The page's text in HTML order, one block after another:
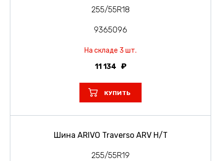
255/55R18
9365096
На складе 3 шт.
11 134
КУПИТЬ
Шина ARIVO Traverso ARV H/T
255/55R19